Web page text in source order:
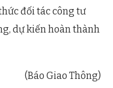
đối tác công tư
dự kiến hoàn thành
(Báo Giao Thông)